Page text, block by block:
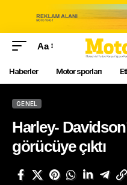
Aa
Haberler Motor sporları
GENEL
Harley-
görücüye çıktı